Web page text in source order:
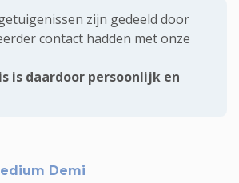
zijn gedeeld door
contact hadden met onze
is daardoor persoonlijk en
Demi